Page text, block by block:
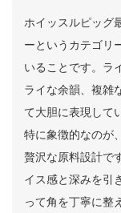
ホイッスルピッグ
ーというカテゴリ
いることです。ラ
ライな余韻、複雑
て大胆に表現して
特に象徴的なのが
贅沢な原料設計で
イス感と深みを引
って角を丁寧に整